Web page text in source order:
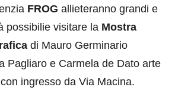
FROG allieteranno grandi e
possibilie visitare la Mostra
di Mauro Germinario
Pagliaro e Carmela de Dato arte
ingresso da Via Macina.